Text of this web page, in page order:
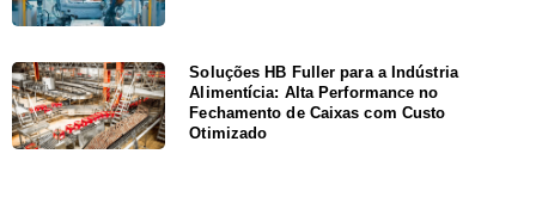
Soluções HB Fuller para a Indústria
Alimentícia: Alta Performance no
Fechamento de Caixas com Custo
Otimizado